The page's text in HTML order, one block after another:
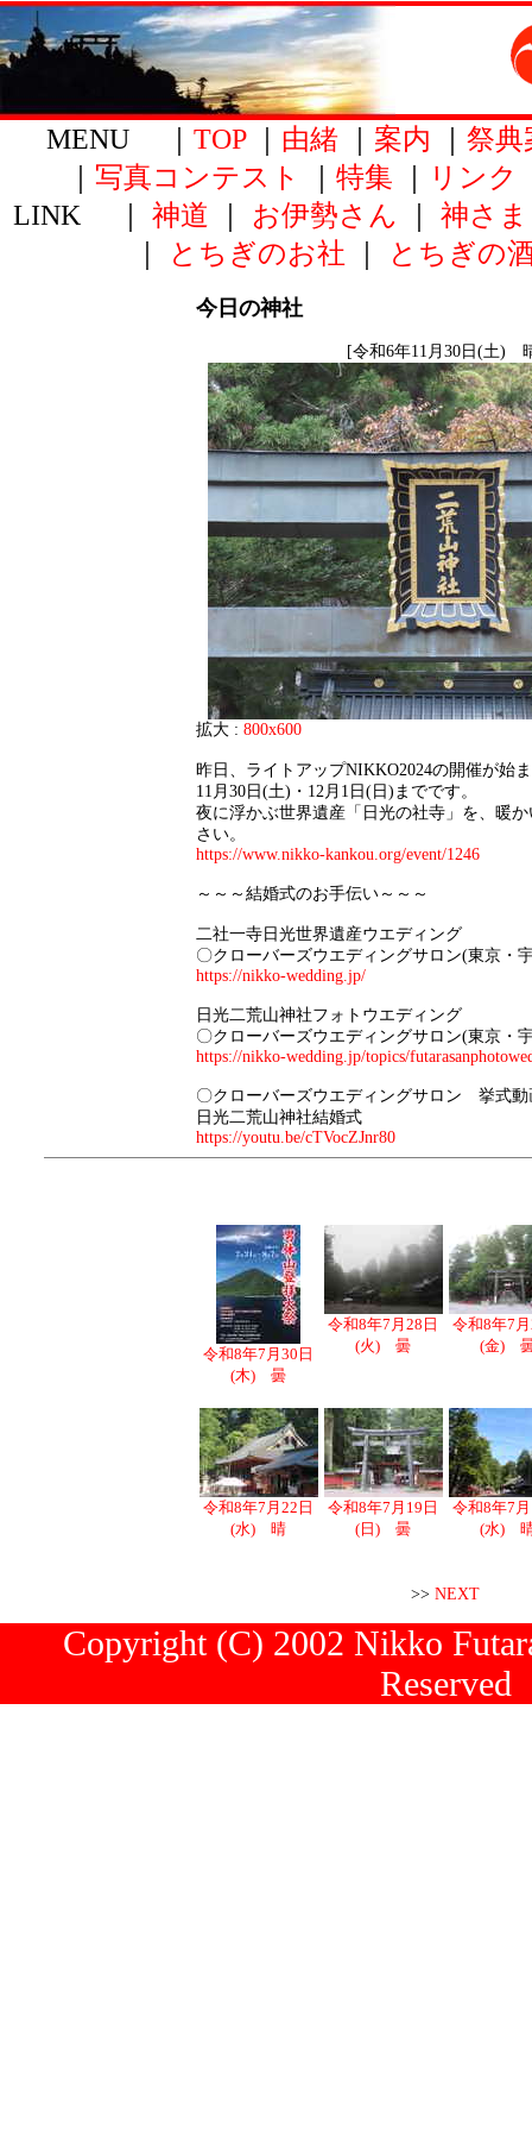
MENU ｜ TOP｜ 由緒 案内
祭典
写真コンテスト 特集 リンク
LINK ｜ 神道 お伊勢さん 神さま
とちぎのお社 とちぎの
今日の神社
[令和6年11月30日(土)
拡大 : 800x600
昨日、ライトアップNIKKO2024の開催が始
11月30日(土)・12月1日(日)までです。
夜に浮かぶ世界遺産「日光の社寺」を、暖
さい。
https://www.nikko-kankou.org/event/1246
～～～結婚式のお手伝い～～～
二社一寺日光世界遺産ウエディング
〇クローバーズウエディングサロン(東京・
https://nikko-wedding.jp/
日光二荒山神社フォトウエディング
〇クローバーズウエディングサロン(東京・
https://nikko-wedding.jp/topics/
〇クローバーズウエディングサロン 挙式動
日光二荒山神社結婚式
https://youtu.be/cTVocZJnr80
令和8年7月30日
(木) 曇
令和8年7月28日
(火) 曇
令和8年7
(金)
令和8年7月22日
(水) 晴
令和8年7月19日
(日) 曇
令和8年7
(水)
>> NEXT
Copyright (C) 2002 Nikko
Reserved